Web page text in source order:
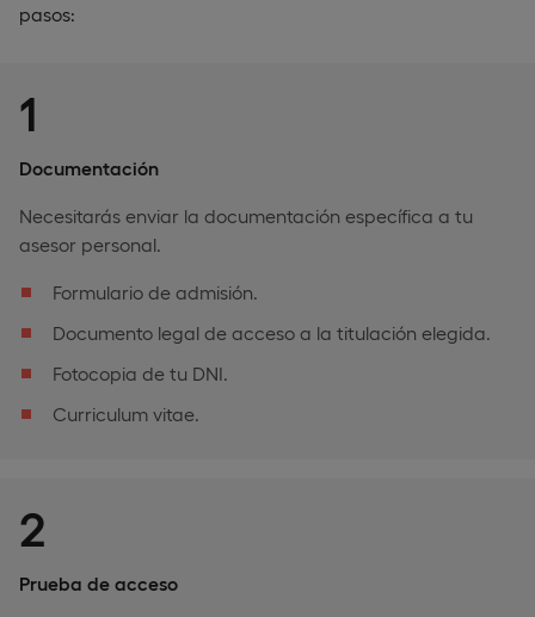
pasos:
1
Documentación
Necesitarás enviar la documentación específica a tu
asesor personal.
Formulario de admisión.
Documento legal de acceso a la titulación elegida.
Fotocopia de tu DNI.
Curriculum vitae.
2
Prueba de acceso